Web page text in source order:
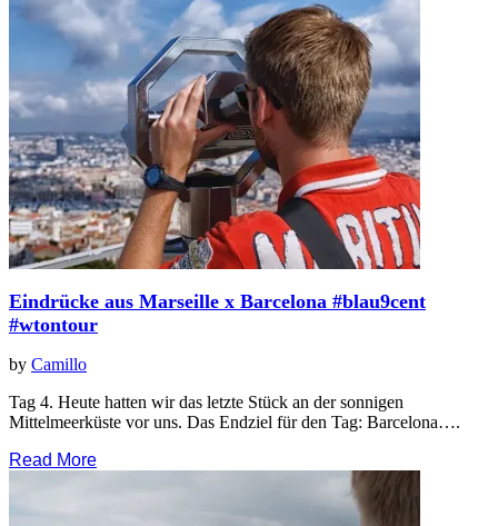
Eindrücke aus Marseille x Barcelona #blau9cent
#wtontour
by Camillo
Tag 4. Heute hatten wir das letzte Stück an der sonnigen
Mittelmeerküste vor uns. Das Endziel für den Tag: Barcelona….
Read More